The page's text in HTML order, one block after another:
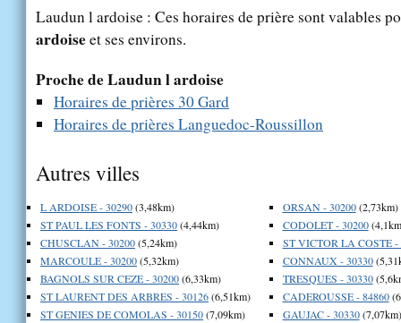
Laudun l ardoise : Ces horaires de prière sont valables
ardoiseet ses environs.
Proche de Laudun l ardoise
Horaires de prières 30 Gard
Horaires de prières Languedoc-Roussillon
Autres villes
L ARDOISE - 30290(3,48km)
ST PAUL LES FONTS - 30330(4,44km)
CHUSCLAN - 30200(5,24km)
MARCOULE - 30200(5,32km)
BAGNOLS SUR CEZE - 30200(6,33km)
ST LAURENT DES ARBRES - 30126(6,51km)
ST GENIES DE COMOLAS - 30150(7,09km)
ORSAN - 30200(2,73km)
CODOLET - 30200
ST VICTOR LA COSTE -
CONNAUX - 30330
TRESQUES - 30330
CADEROUSSE - 84860
GAUJAC - 30330(7,07km)